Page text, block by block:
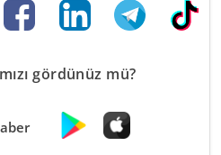
gördünüz mü?